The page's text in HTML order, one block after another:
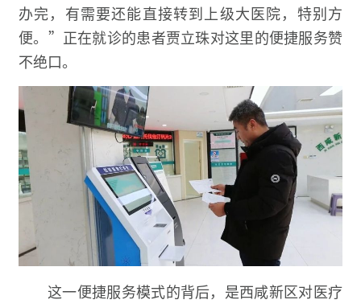
办完，有需要还能直接转到上级大医院，特别方
便。”正在就诊的患者贾立珠对这里的便捷服务赞
不绝口。
这一便捷服务模式的背后，是西咸新区对医疗